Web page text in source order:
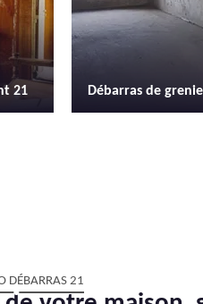
21 Location de
DÉBARRAS 21